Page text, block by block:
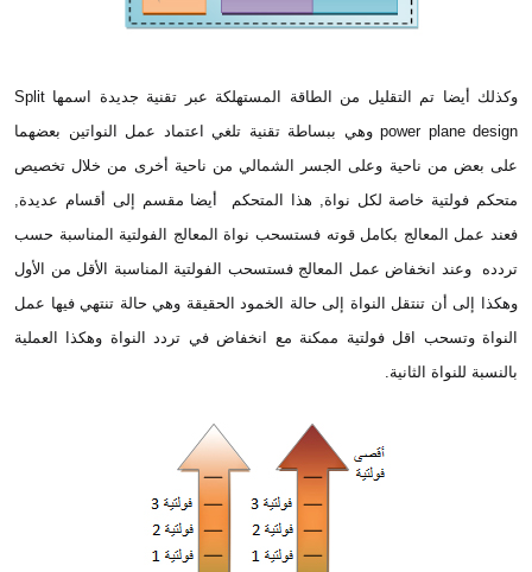
وكذلك أيضا تم التقليل من الطاقة المستهلكة عبر تقنية جديدة اسمها Split
power plane design وهي ببساطة تقنية تلغي اعتماد عمل النواتين بعضهما
على بعض من ناحية وعلى الجسر الشمالي من ناحية أخرى من خلال تخصيص
متحكم فولتية خاصة لكل نواة, هذا المتحكم أيضا مقسم إلى أقسام عديدة,
فعند عمل المعالج بكامل قوته فستسحب نواة المعالج الفولتية المناسبة حسب
تردده وعند انخفاض عمل المعالج فستسحب الفولتية المناسبة الأقل من الأول
وهكذا إلى أن تنتقل النواة إلى حالة الخمود الحقيقة وهي حالة تنتهي فيها عمل
النواة وتسحب اقل فولتية ممكنة مع انخفاض في تردد النواة وهكذا العملية
بالنسبة للنواة الثانية.